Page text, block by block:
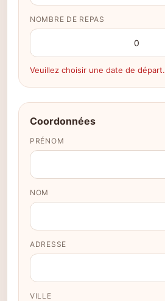
NOMBRE DE REPAS
Veuillez choisir une date de départ.
Coordonnées
PRÉNOM
NOM
ADRESSE
VILLE